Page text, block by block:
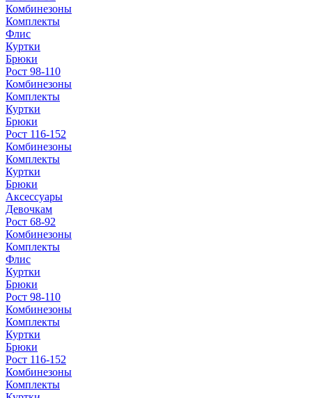
Комбинезоны
Комплекты
Флис
Куртки
Брюки
Рост 98-110
Комбинезоны
Комплекты
Куртки
Брюки
Рост 116-152
Комбинезоны
Комплекты
Куртки
Брюки
Аксессуары
Девочкам
Рост 68-92
Комбинезоны
Комплекты
Флис
Куртки
Брюки
Рост 98-110
Комбинезоны
Комплекты
Куртки
Брюки
Рост 116-152
Комбинезоны
Комплекты